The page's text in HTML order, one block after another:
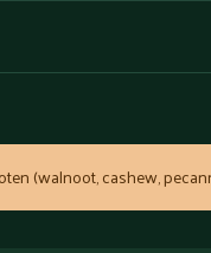
(walnoot, cashew,